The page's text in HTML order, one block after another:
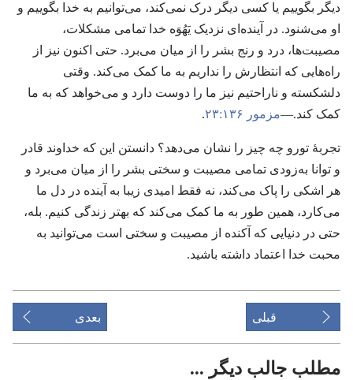
دیگر بگوییم یا کسی دیگر درک نمی‌کند،‏ می‌توانیم به خدا بگوییم و
او می‌شنود.‏ در آینده‌ای نزدیک یَهُوَه خدا تمامی مشکلات،‏
مصیبت‌ها،‏ درد و رنج بشر را از میان می‌برد.‏ حتی اکنون نیز از
راه‌هایی که انتظارش را نداریم به ما کمک می‌کند.‏ وقتی
دلشکسته و ناراحتیم نیز ما را دوست دارد و می‌خواهد که به ما
کمک کند.‏—‏مزمور ۱۳۶:‏۲۳ ‏.‏
تجربهٔ تورو چه چیز را نشان می‌دهد؟‏ دانستن این که خداوند قادر
و توانا به‌زودی تمامی مصیبت و سختی بشر را از میان می‌برد و
هر اشکی را پاک می‌کند،‏ نه فقط امیدی زیبا به آینده در دل ما
می‌کارد،‏ همین طور به ما کمک می‌کند که بهتر زندگی کنیم.‏ بله،‏
حتی در دنیایی که آکنده از مصیبت و سختی است می‌توانید به
محبت خدا اعتماد داشته باشید.‏
قبلی بعدی
مطلب جالب دیگر ...